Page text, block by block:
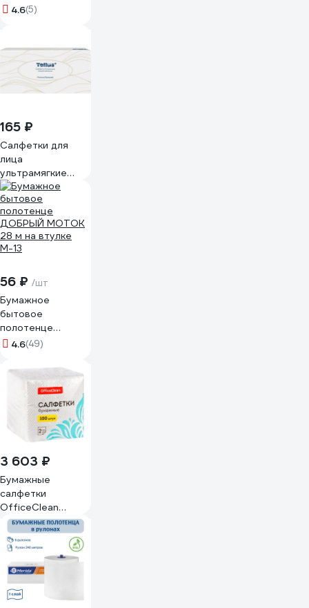
OfficeClean 2-
249813
4.6(5)
165 ₽
Салфетки для
лица
ультрамягкие
Tellus TORK
категория
качества
Премиум, 2-сл.
120380
56 ₽ /шт
Бумажное
бытовое
полотенце
ДОБРЫЙ МОТОК
М-13
4.6(49)
3 603 ₽
Бумажные
салфетки
OfficeClean
двуслойные,
24х24 см, белые,
100 шт 309849